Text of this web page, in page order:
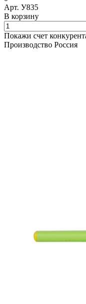
Арт. У835
В корзину
Покажи счет
Производство Россия